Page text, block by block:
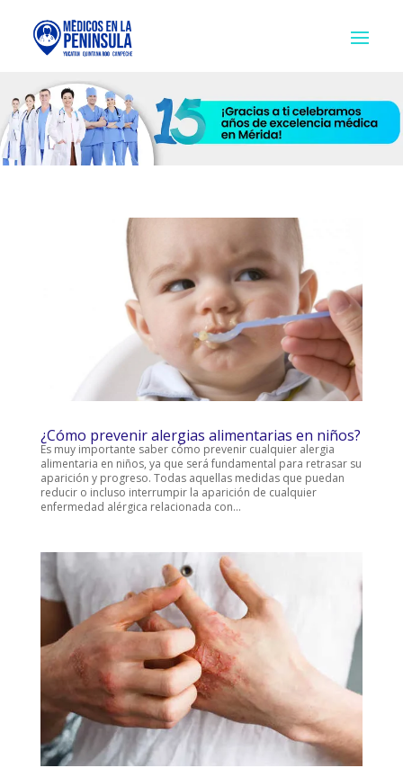
¿Cómo prevenir alergias alimentarias en niños?
Es muy importante saber cómo prevenir cualquier alergia
alimentaria en niños, ya que será fundamental para retrasar su
aparición y progreso. Todas aquellas medidas que puedan
reducir o incluso interrumpir la aparición de cualquier
enfermedad alérgica relacionada con...